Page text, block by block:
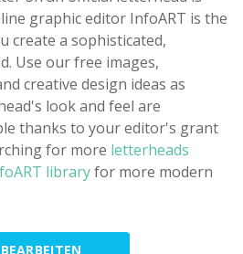
graphic editor InfoART is the
create a sophisticated,
Use our free images,
creative design ideas as
look and feel are
thanks to your editor's grant
for more letterheads
libraryfor more modern